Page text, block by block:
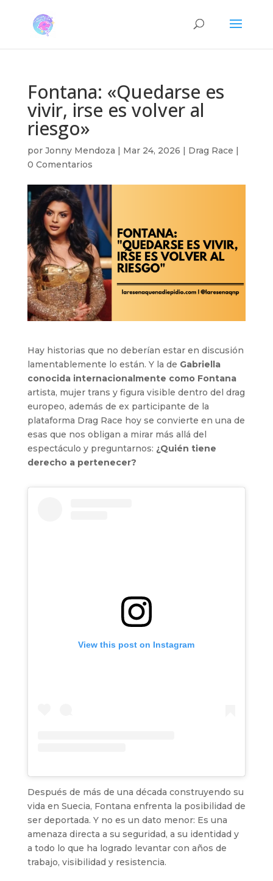
Fontana: «Quedarse es
vivir, irse es volver al
riesgo»
por Jonny Mendoza | Mar 24, 2026 | Drag Race |
0 Comentarios
Hay historias que no deberían estar en discusión
lamentablemente lo están. Y la de Gabriella
conocida internacionalmente como Fontana
artista, mujer trans y figura visible dentro del drag
europeo, además de ex participante de la
plataforma Drag Race hoy se convierte en una de
esas que nos obligan a mirar más allá del
espectáculo y preguntarnos: ¿Quién tiene
derecho a pertenecer?
View this post on Instagram
Después de más de una década construyendo su
vida en Suecia, Fontana enfrenta la posibilidad de
ser deportada. Y no es un dato menor: Es una
amenaza directa a su seguridad, a su identidad y
a todo lo que ha logrado levantar con años de
trabajo, visibilidad y resistencia.